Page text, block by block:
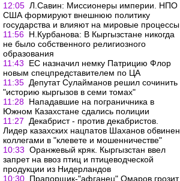
12:05 Л.Савин: Миссионеры империи. НПО
США формируют внешнюю политику
государства и влияют на мировые процессы
11:56 Н.Курбанова: В Кыргызстане никогда
не было собственного религиозного
образования
11:43
ЕС назначил немку Патрицию Флор
новым спецпредставителем по ЦА
11:35 Депутат Сулайманов решил сочинить
"историю кыргызов в семи томах"
11:28 Нападавшие на пограничника в
Южном Казахстане сдались полиции
11:27
Декабрист - против декабристов.
Лидер казахских нацпатов Шаханов обвинен
коллегами в "клевете и мошенничестве"
10:33 Оранжевый кряк. Кыргызстан ввел
запрет на ввоз птиц и птицеводческой
продукции из Нидерландов
10:30 Прапорщик-"афганец" Омаров грозит